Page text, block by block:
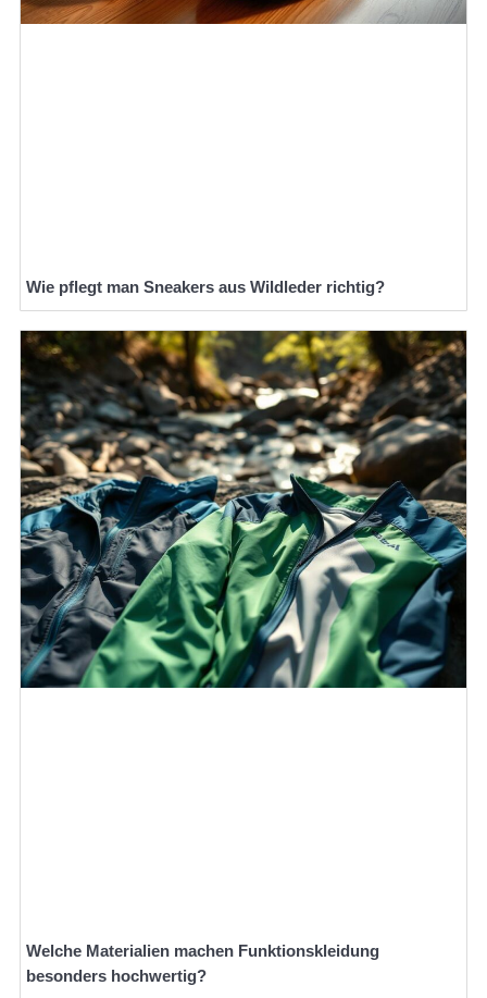
Wie pflegt man Sneakers aus Wildleder richtig?
Welche Materialien machen Funktionskleidung
besonders hochwertig?